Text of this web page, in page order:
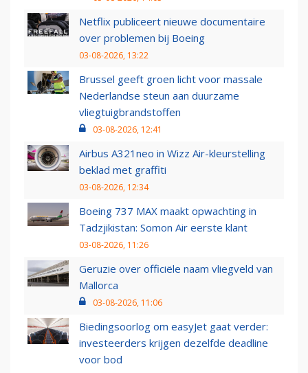
Netflix publiceert nieuwe documentaire
over problemen bij Boeing
03-08-2026, 13:22
Brussel geeft groen licht voor massale
Nederlandse steun aan duurzame
vliegtuigbrandstoffen
03-08-2026, 12:41
Airbus A321neo in Wizz Air-kleurstelling
beklad met graffiti
03-08-2026, 12:34
Boeing 737 MAX maakt opwachting in
Tadzjikistan: Somon Air eerste klant
03-08-2026, 11:26
Geruzie over officiële naam vliegveld van
Mallorca
03-08-2026, 11:06
Biedingsoorlog om easyJet gaat verder:
investeerders krijgen dezelfde deadline
voor bod